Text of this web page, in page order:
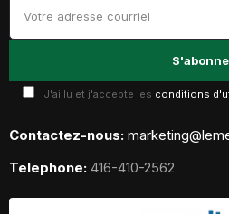
J'ai lu et j'accepte les conditions
Contactez-nous:
Telephone: 416-410-2562